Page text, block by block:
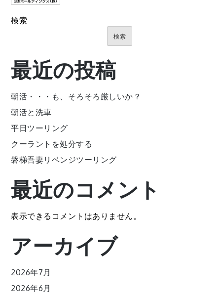
検索
検索
最近の投稿
朝活・・・も、そろそろ厳しいか？
朝活と洗車
平日ツーリング
クーラントを処分する
磐梯吾妻リベンジツーリング
最近のコメント
表示できるコメントはありません。
アーカイブ
2026年7月
2026年6月